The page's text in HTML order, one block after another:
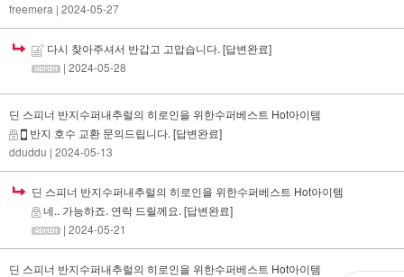
freemera | 2024-05-27
다시 찾아주셔서 반갑고 고맙습니다. [답변완료]
| 2024-05-28
딘 스피너 반지수퍼내추럴의 히로인을 위한수퍼베스트 Hot아이템
반지 호수 교환 문의드립니다. [답변완료]
dduddu | 2024-05-13
딘 스피너 반지수퍼내추럴의 히로인을 위한수퍼베스트 Hot아이템
네.. 가능하죠. 연락 드릴께요. [답변완료]
| 2024-05-21
딘 스피너 반지수퍼내추럴의 히로인을 위한수퍼베스트 Hot아이템